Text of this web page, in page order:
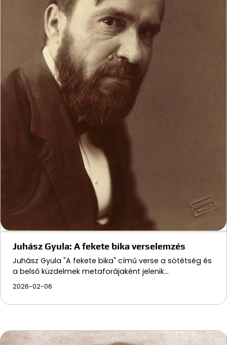
Juhász Gyula: A fekete bika verselemzés
Juhász Gyula "A fekete bika" című verse a sötétség és
a belső küzdelmek metaforájaként jelenik…
2026-02-06